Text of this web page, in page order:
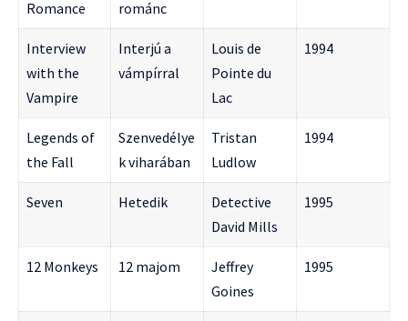
Romance
románc
Interview
with the
Vampire
Interjú a
vámpírral
Louis de
Pointe du
Lac
1994
Legends of
the Fall
Szenvedélye
k viharában
Tristan
Ludlow
1994
Seven Hetedik
Detective
David Mills
1995
12 Monkeys 12 majom
Jeffrey
Goines
1995